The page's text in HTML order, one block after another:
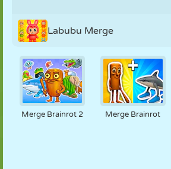
Labubu Merge
Merge Brainrot 2 Merge Brainrot